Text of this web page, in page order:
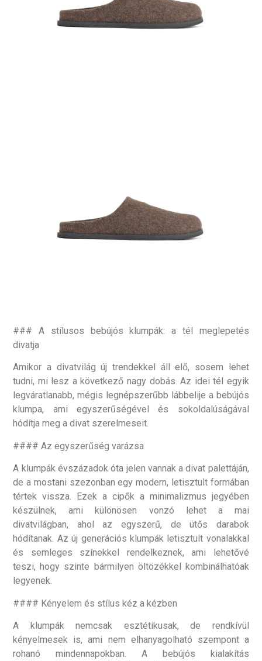
### A stílusos bebújós klumpák: a tél meglepetés
divatja
Amikor a divatvilág új trendekkel áll elő, sosem lehet
tudni, mi lesz a következő nagy dobás. Az idei tél egyik
legváratlanabb, mégis legnépszerűbb lábbelije a bebújós
klumpa, ami egyszerűségével és sokoldalúságával
hódítja meg a divat szerelmeseit.
#### Az egyszerűség varázsa
A klumpák évszázadok óta jelen vannak a divat palettáján,
de a mostani szezonban egy modern, letisztult formában
tértek vissza. Ezek a cipők a minimalizmus jegyében
készülnek, ami különösen vonzó lehet a mai
divatvilágban, ahol az egyszerű, de ütős darabok
hódítanak. Az új generációs klumpák letisztult vonalakkal
és semleges színekkel rendelkeznek, ami lehetővé
teszi, hogy szinte bármilyen öltözékkel kombinálhatóak
legyenek.
#### Kényelem és stílus kéz a kézben
A klumpák nemcsak esztétikusak, de rendkívül
kényelmesek is, ami nem elhanyagolható szempont a
rohanó mindennapokban. A bebújós kialakítás